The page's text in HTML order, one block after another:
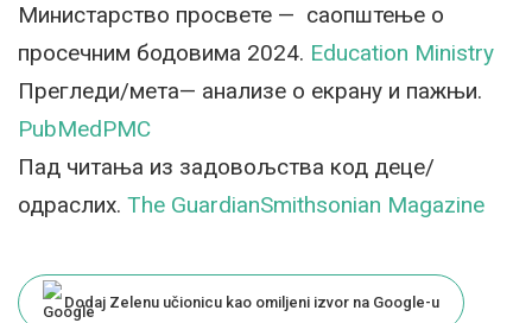
Министарство просвете — саопштење о
просечним бодовима 2024. Education Ministry
Прегледи/мета— анализе о екрану и пажњи.
PubMedPMC
Пад читања из задовољства код деце/
одраслих. The GuardianSmithsonian Magazine
Dodaj Zelenu učionicu kao omiljeni izvor na Google-u